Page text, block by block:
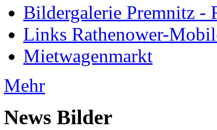
Bildergalerie Premnitz -
Links Rathenower-
Mietwagenmarkt
Mehr
News Bilder